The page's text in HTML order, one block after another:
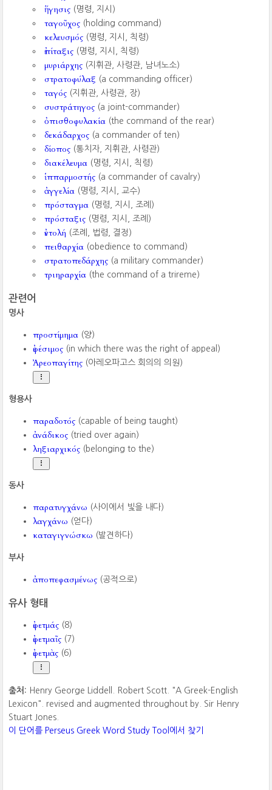
ἥγησις (명령, 지시)
ταγοῦχος (holding command)
κελευσμός (명령, 지시, 칙령)
ἐπίταξις (명령, 지시, 칙령)
μυριάρχης (지휘관, 사령관, 남녀노소)
στρατοφύλαξ (a commanding officer)
ταγός (지휘관, 사령관, 장)
συστράτηγος (a joint-commander)
ὀπισθοφυλακία (the command of the rear)
δεκάδαρχος (a commander of ten)
δίοπος (통치자, 지휘관, 사령관)
διακέλευμα (명령, 지시, 칙령)
ἱππαρμοστής (a commander of cavalry)
ἀγγελία (명령, 지시, 교수)
πρόσταγμα (명령, 지시, 조례)
πρόσταξις (명령, 지시, 조례)
ἐντολή (조례, 법령, 결정)
πειθαρχία (obedience to command)
στρατοπεδάρχης (a military commander)
τριηραρχία (the command of a trireme)
관련어
명사
προστίμημα (양)
ἐφέσιμος (in which there was the right of appeal)
Ἀρεοπαγίτης (아레오파고스 회의의 의원)
형용사
παραδοτός (capable of being taught)
ἀνάδικος (tried over again)
ληξιαρχικός (belonging to the)
동사
παρατυγχάνω (사이에서 빛을 내다)
λαγχάνω (얻다)
καταγιγνώσκω (발견하다)
부사
ἀποπεφασμένως (공적으로)
유사 형태
ἐφετμάς (8)
ἐφετμαῖς (7)
ἐφετμὰς (6)
출처: Henry George Liddell. Robert Scott. "A Greek-English
Lexicon". revised and augmented throughout by. Sir Henry
Stuart Jones.
이 단어를 Perseus Greek Word Study Tool에서 찾기